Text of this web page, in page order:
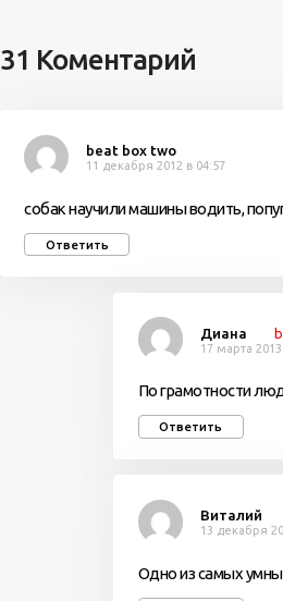
31 Коментарий
beat box two
11 декабря 2012 в 04:57
собак научили машины водить,
Ответить
Диана
17 марта
По грамотности
Ответить
Виталий
13 декабря
Одно из самых